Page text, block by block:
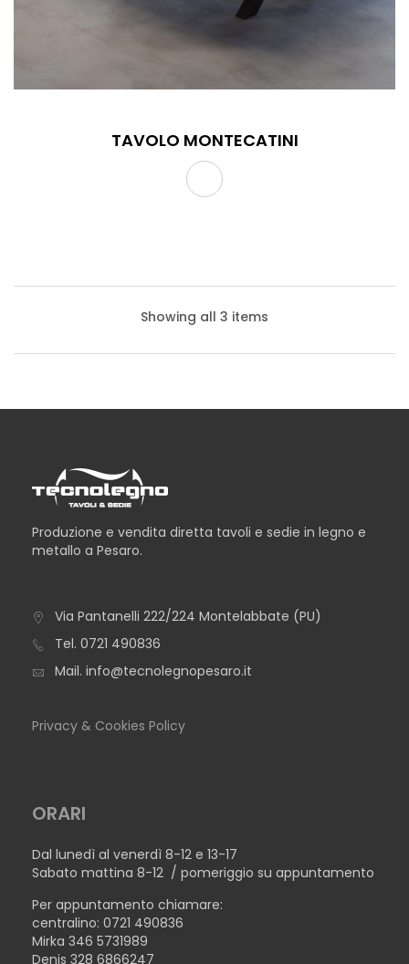
TAVOLO MONTECATINI
TAVOLO CAPRI
Showing all 3 items
Produzione e vendita diretta tavoli e sedie in legno e
metallo a Pesaro.
Via Pantanelli 222/224 Montelabbate (PU)
Tel. 0721 490836
Mail. info@tecnolegnopesaro.it
Privacy & Cookies Policy
ORARI
Dal lunedì al venerdì 8-12 e 13-17
Sabato mattina 8-12 / pomeriggio su appuntamento
Per appuntamento chiamare:
centralino: 0721 490836
Mirka 346 5731989
Denis 328 6866247